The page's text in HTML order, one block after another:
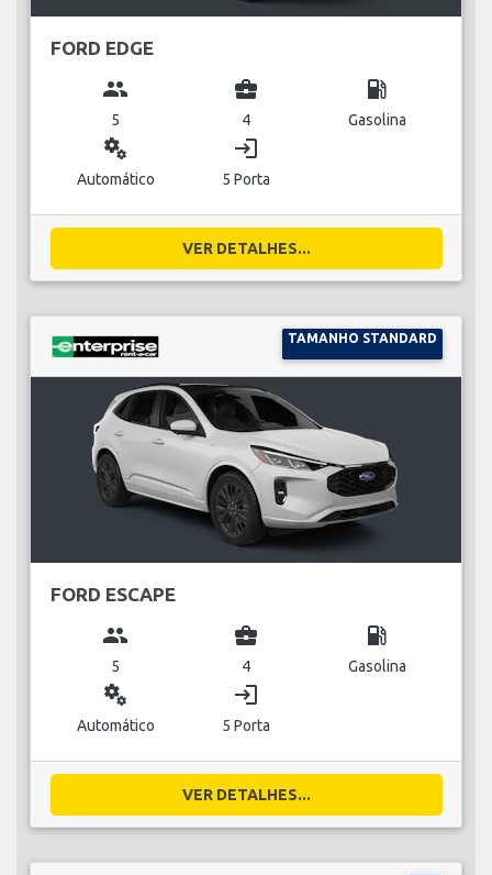
FORD EDGE
group
5
business_center
4
local_gas_station
Gasolina
miscellaneous_services
Automático
login
5 Porta
VER DETALHES...
TAMANHO STANDARD
FORD ESCAPE
group
5
business_center
4
local_gas_station
Gasolina
miscellaneous_services
Automático
login
5 Porta
VER DETALHES...